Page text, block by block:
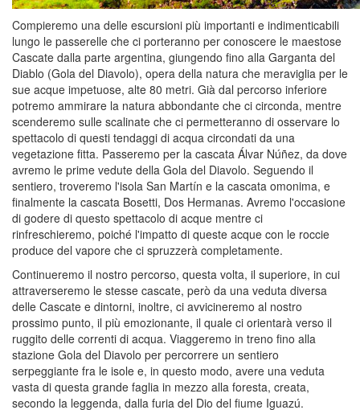
Compieremo una delle escursioni più importanti e indimenticabili
lungo le passerelle che ci porteranno per conoscere le maestose
Cascate dalla parte argentina, giungendo fino alla Garganta del
Diablo (Gola del Diavolo), opera della natura che meraviglia per le
sue acque impetuose, alte 80 metri. Già dal percorso inferiore
potremo ammirare la natura abbondante che ci circonda, mentre
scenderemo sulle scalinate che ci permetteranno di osservare lo
spettacolo di questi tendaggi di acqua circondati da una
vegetazione fitta. Passeremo per la cascata Álvar Núñez, da dove
avremo le prime vedute della Gola del Diavolo. Seguendo il
sentiero, troveremo l'isola San Martín e la cascata omonima, e
finalmente la cascata Bosetti, Dos Hermanas. Avremo l'occasione
di godere di questo spettacolo di acque mentre ci
rinfreschieremo, poiché l'impatto di queste acque con le roccie
produce del vapore che ci spruzzerà completamente.
Continueremo il nostro percorso, questa volta, il superiore, in cui
attraverseremo le stesse cascate, però da una veduta diversa
delle Cascate e dintorni, inoltre, ci avvicineremo al nostro
prossimo punto, il più emozionante, il quale ci orientarà verso il
ruggito delle correnti di acqua. Viaggeremo in treno fino alla
stazione Gola del Diavolo per percorrere un sentiero
serpeggiante fra le isole e, in questo modo, avere una veduta
vasta di questa grande faglia in mezzo alla foresta, creata,
secondo la leggenda, dalla furia del Dio del fiume Iguazú.